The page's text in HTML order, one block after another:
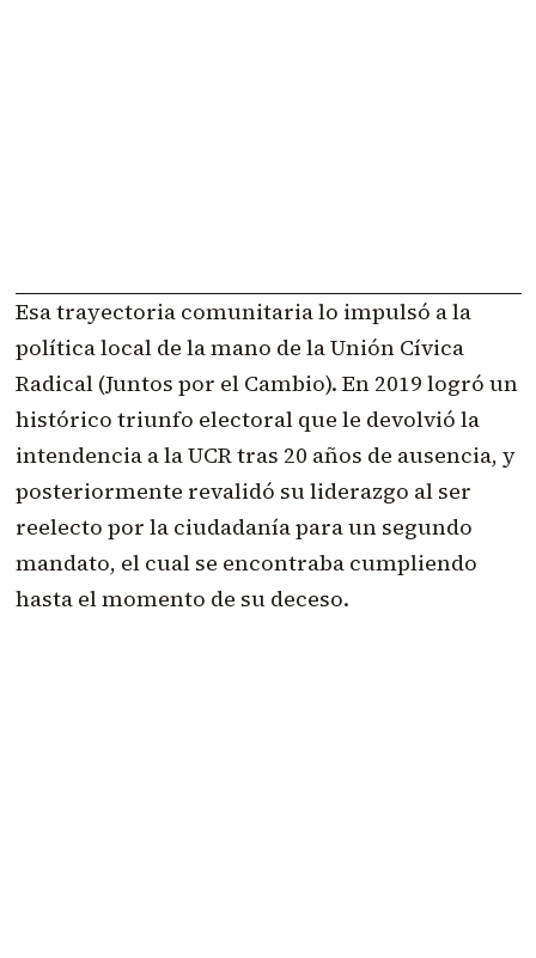
Esa trayectoria comunitaria lo impulsó a la
política local de la mano de la Unión Cívica
Radical (Juntos por el Cambio). En 2019 logró un
histórico triunfo electoral que le devolvió la
intendencia a la UCR tras 20 años de ausencia, y
posteriormente revalidó su liderazgo al ser
reelecto por la ciudadanía para un segundo
mandato, el cual se encontraba cumpliendo
hasta el momento de su deceso.